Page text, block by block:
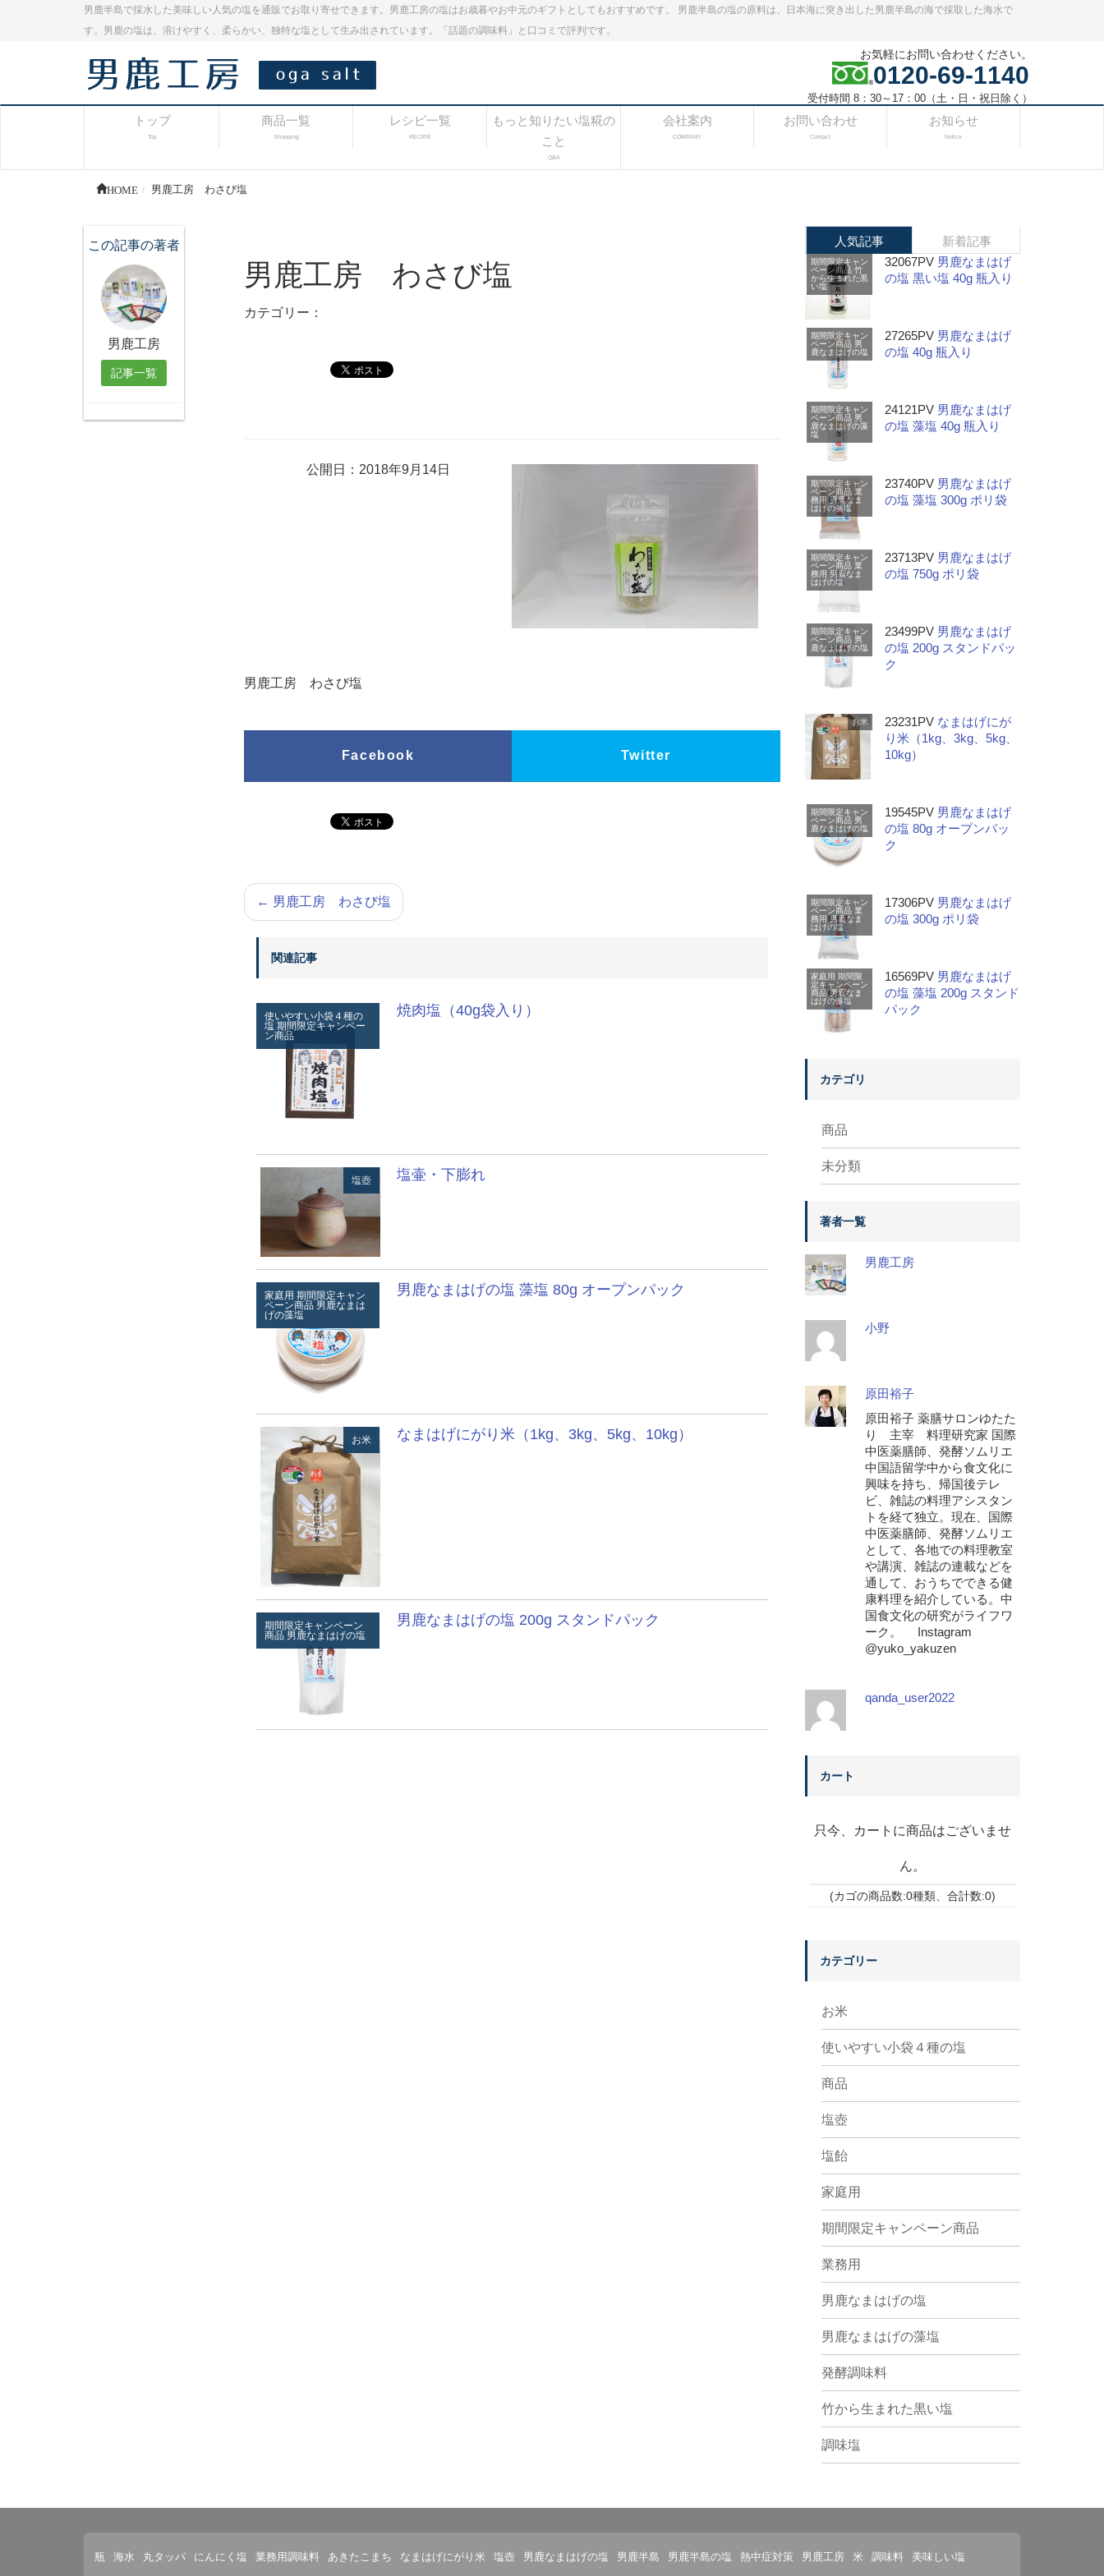
男鹿半島で採水した美味しい人気の塩を通販でお取り寄せできます。男鹿工房の塩はお歳暮やお中元のギフトとしてもおすすめです。 男鹿半島の塩の原料は、日本海に突き出した男鹿半島の海で採取した海水で
す。男鹿の塩は、溶けやすく、柔らかい、独特な塩として生み出されています。「話題の調味料」と口コミで評判です。
お気軽にお問い合わせください。
0120-69-1140
受付時間 8：30～17：00（土・日・祝日除く）
トップ
Top
商品一覧
Shopping
レシピ一覧
RECIPE
もっと知りたい塩糀の
こと
Q&A
会社案内
COMPANY
お問い合わせ
Contact
お知らせ
Notice
HOME 男鹿工房 わさび塩
男鹿工房 わさび塩
カテゴリー：
公開日：2018年9月14日
男鹿工房 わさび塩
Facebook Twitter
← 男鹿工房 わさび塩
関連記事
使いやすい小袋４種の
塩 期間限定キャンペー
ン商品
焼肉塩（40g袋入り）
塩壺 塩壷・下膨れ
家庭用 期間限定キャン
ペーン商品 男鹿なまは
げの藻塩
男鹿なまはげの塩 藻塩 80g オープンパック
お米 なまはげにがり米（1kg、3kg、5kg、10kg）
期間限定キャンペーン
商品 男鹿なまはげの塩
男鹿なまはげの塩 200g スタンドパック
この記事の著者
男鹿工房
記事一覧
人気記事 新着記事
期間限定キャン
ペーン商品 竹
から生まれた黒
い塩
32067PV 男鹿なまはげ
の塩 黒い塩 40g 瓶入り
期間限定キャン
ペーン商品 男
鹿なまはげの塩
27265PV 男鹿なまはげ
の塩 40g 瓶入り
期間限定キャン
ペーン商品 男
鹿なまはげの藻
塩
24121PV 男鹿なまはげ
の塩 藻塩 40g 瓶入り
期間限定キャン
ペーン商品 業
務用 男鹿なま
はげの藻塩
23740PV 男鹿なまはげ
の塩 藻塩 300g ポリ袋
期間限定キャン
ペーン商品 業
務用 男鹿なま
はげの塩
23713PV 男鹿なまはげ
の塩 750g ポリ袋
期間限定キャン
ペーン商品 男
鹿なまはげの塩
23499PV 男鹿なまはげ
の塩 200g スタンドパッ
ク
お米 23231PV なまはげにが
り米（1kg、3kg、5kg、
10kg）
期間限定キャン
ペーン商品 男
鹿なまはげの塩
19545PV 男鹿なまはげ
の塩 80g オープンパッ
ク
期間限定キャン
ペーン商品 業
務用 男鹿なま
はげの塩
17306PV 男鹿なまはげ
の塩 300g ポリ袋
家庭用 期間限
定キャンペーン
商品 男鹿なま
はげの藻塩
16569PV 男鹿なまはげ
の塩 藻塩 200g スタンド
パック
カテゴリ
商品
未分類
著者一覧
男鹿工房
小野
原田裕子
原田裕子 薬膳サロンゆたた
り 主宰 料理研究家 国際
中医薬膳師、発酵ソムリエ
中国語留学中から食文化に
興味を持ち、帰国後テレ
ビ、雑誌の料理アシスタン
トを経て独立。現在、国際
中医薬膳師、発酵ソムリエ
として、各地での料理教室
や講演、雑誌の連載などを
通して、おうちでできる健
康料理を紹介している。中
国食文化の研究がライフワ
ーク。 Instagram
@yuko_yakuzen
qanda_user2022
カート
只今、カートに商品はございませ
ん。
(カゴの商品数:0種類、合計数:0)
カテゴリー
お米
使いやすい小袋４種の塩
商品
塩壺
塩飴
家庭用
期間限定キャンペーン商品
業務用
男鹿なまはげの塩
男鹿なまはげの藻塩
発酵調味料
竹から生まれた黒い塩
調味塩
瓶 海水 丸タッパ にんにく塩 業務用調味料 あきたこまち なまはげにがり米 塩壺 男鹿なまはげの塩 男鹿半島 男鹿半島の塩 熱中症対策 男鹿工房 米 調味料 美味しい塩